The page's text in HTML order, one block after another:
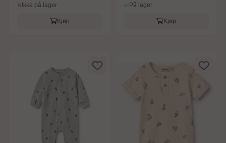
Ikke på lager
Kjøp
På lager
Kjøp